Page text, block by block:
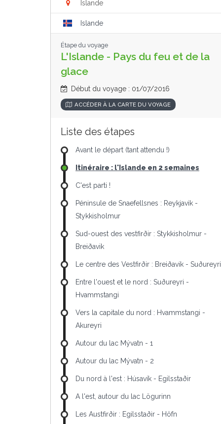
Islande
Islande
Étape du voyage
L'Islande - Pays du feu et de la
glace
Début du voyage : 01/07/2016
ACCÉDER À LA CARTE DU VOYAGE
Liste des étapes
Avant le départ (tant attendu !)
Itinéraire : l'Islande en 2 semaines
C'est parti !
Péninsule de Snaefellsnes : Reykjavik -
Stykkisholmur
Sud-ouest des vestfirðir : Stykkisholmur -
Breiðavik
Le centre des Vestfirðir : Breiðavik - Suðureyri
Entre l'ouest et le nord : Suðureyri -
Hvammstangi
Vers la capitale du nord : Hvammstangi -
Akureyri
Autour du lac Mývatn - 1
Autour du lac Mývatn - 2
Du nord à l'est : Húsavík - Egilsstaðir
A l'est, autour du lac Lögurinn
Les Austfirðir : Egilsstaðir - Höfn